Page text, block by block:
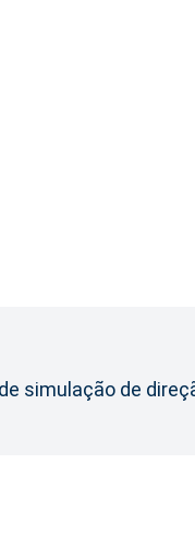
simulação de